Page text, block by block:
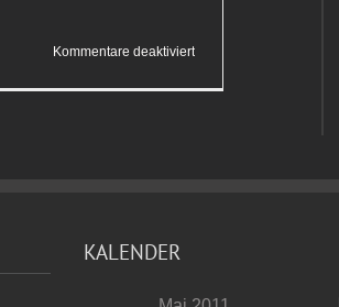
Kommentare deaktiviertfür
KALENDER